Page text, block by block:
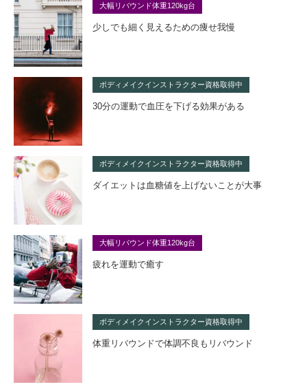
大幅リバウンド体重120kg台
少しでも細く見えるための痩せ我慢
ボディメイクインストラクター資格取得中
30分の運動で血圧を下げる効果がある
ボディメイクインストラクター資格取得中
ダイエットは血糖値を上げないことが大事
大幅リバウンド体重120kg台
疲れを運動で癒す
ボディメイクインストラクター資格取得中
体重リバウンドで体調不良もリバウンド